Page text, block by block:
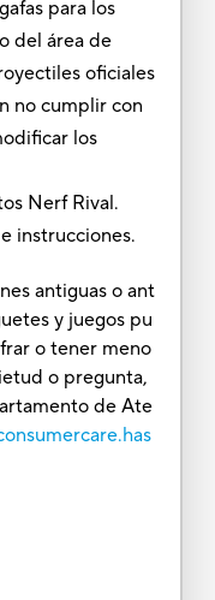
para los
del área de
oficiales
no cumplir con
los
Nerf Rival.
instrucciones.
antiguas o ant
y juegos pu
o tener meno
o pregunta,
de Ate